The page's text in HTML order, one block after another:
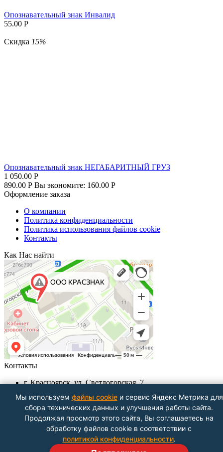
Опознавательный знак Инвалид
55.00 Р
Скидка 15%
Опознавательный знак НЕГАБАРИТНЫЙ ГРУЗ
1 050.00 Р
890.00 Р Вы экономите: 160.00 Р
Оформление заказа
О компании
Политика конфиденциальности
Политика использования файлов cookie
Контакты
Как Нас найти
Контакты
г. Красноярск, ул. Светлогорская, 7
Пн-Пт с 9.00 - до 18.00
info@krasznak24.ru
Посмотреть на карте
Мы используем файлы cookieи сервис Яндекс Метрика для
сбора технических данных и улучшения работы сайта.
Продолжая просмотр этого сайта, Вы соглашаетесь на
обработку файлов cookie в соответствии с
политикой конфиденциальности.